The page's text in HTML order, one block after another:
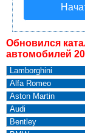
Обновился
автомобилей
Lamborghini
Alfa Romeo
Aston Martin
Audi
Bentley